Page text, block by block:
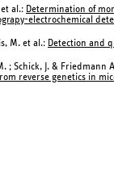
et al.: Determination of
electrochemical
M. et al.: Detection and
; Schick, J. & Friedmann
reverse genetics in